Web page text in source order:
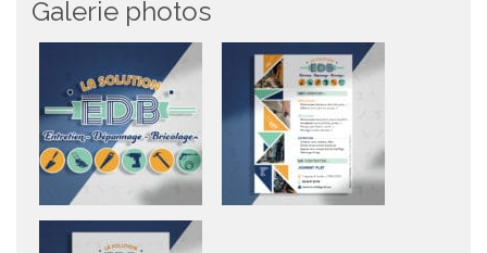
Galerie photos